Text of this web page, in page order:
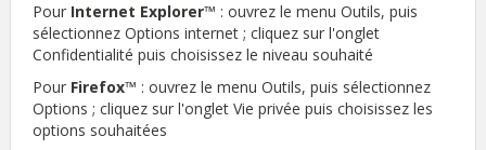
Pour Internet Explorer™ : ouvrez le menu Outils, puis
sélectionnez Options internet ; cliquez sur l'onglet
Confidentialité puis choisissez le niveau souhaité
Pour Firefox™ : ouvrez le menu Outils, puis sélectionnez
Options ; cliquez sur l'onglet Vie privée puis choisissez les
options souhaitées